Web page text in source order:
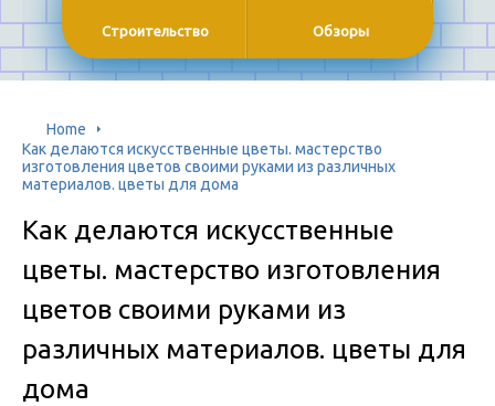
Строительство Обзоры
Home
Как делаются искусственные цветы. мастерство
изготовления цветов своими руками из различных
материалов. цветы для дома
Как делаются искусственные
цветы. мастерство изготовления
цветов своими руками из
различных материалов. цветы для
дома